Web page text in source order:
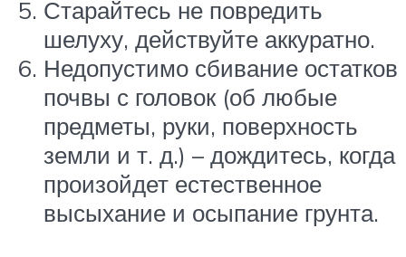
Старайтесь не повредить
шелуху, действуйте аккуратно.
Недопустимо сбивание остатков
почвы с головок (об любые
предметы, руки, поверхность
земли и т. д.) – дождитесь, когда
произойдет естественное
высыхание и осыпание грунта.